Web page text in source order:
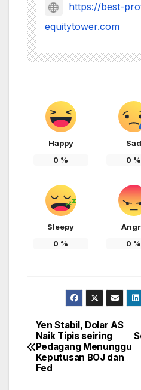
https://best-
equitytower.com
Happy
0 %
Sad
0 %
Sleepy
0 % 0 %
Post
navigation
Yen Stabil, Dolar AS
Naik Tipis seiring
Pedagang Menunggu
Keputusan BOJ dan
Fed